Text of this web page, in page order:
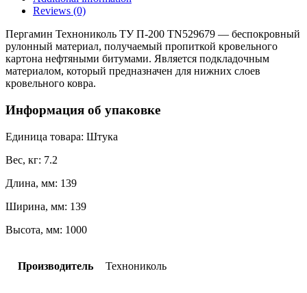
Reviews (0)
Пергамин Технониколь ТУ П-200 TN529679 — беспокровный
рулонный материал, получаемый пропиткой кровельного
картона нефтяными битумами. Является подкладочным
материалом, который предназначен для нижних слоев
кровельного ковра.
Информация об упаковке
Единица товара: Штука
Вес, кг: 7.2
Длина, мм: 139
Ширина, мм: 139
Высота, мм: 1000
Производитель Технониколь